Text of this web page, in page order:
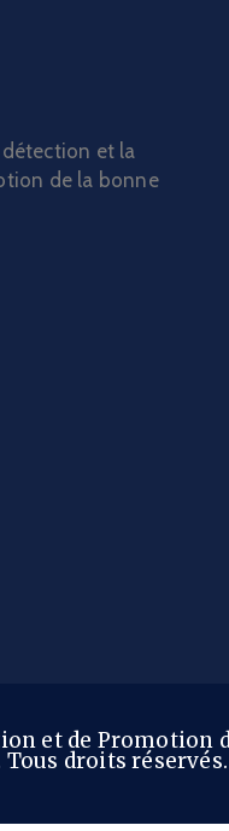
et la
de la bonne
et de Promotion
droits réservés.